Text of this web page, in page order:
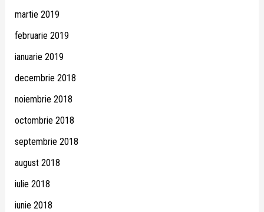
martie 2019
februarie 2019
ianuarie 2019
decembrie 2018
noiembrie 2018
octombrie 2018
septembrie 2018
august 2018
iulie 2018
iunie 2018